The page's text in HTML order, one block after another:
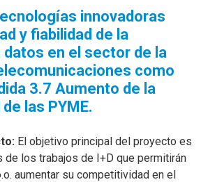
innovadoras
y fiabilidad de la
en el sector de la
como
3.7 Aumento de la
las PYME.
El objetivo principal del proyecto es
los trabajos de I+D que permitirán
aumentar su competitividad en el